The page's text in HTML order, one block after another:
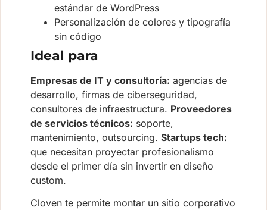
estándar de WordPress
Personalización de colores y tipografía
sin código
Ideal para
Empresas de IT y consultoría: agencias de
desarrollo, firmas de ciberseguridad,
consultores de infraestructura. Proveedores
de servicios técnicos: soporte,
mantenimiento, outsourcing. Startups tech:
que necesitan proyectar profesionalismo
desde el primer día sin invertir en diseño
custom.
Cloven te permite montar un sitio corporativo